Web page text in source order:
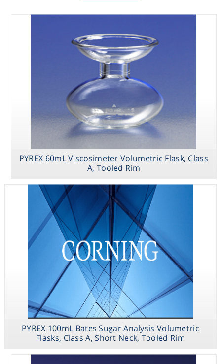
PYREX 60mL Viscosimeter Volumetric Flask, Class
A, Tooled Rim
PYREX 100mL Bates Sugar Analysis Volumetric
Flasks, Class A, Short Neck, Tooled Rim
Flask, Class A,
Tooled Rim
PYREX 100mL
Bates Sugar
Analysis
Volumetric
Flasks, Class A,
Short Neck,
Tooled Rim
PYREX 1.5L
Trypsinizing
Flasks with
Baffles
Low Actinic
Glassware
Liquid Handling
Reagents & Kits
Consumables
Safety